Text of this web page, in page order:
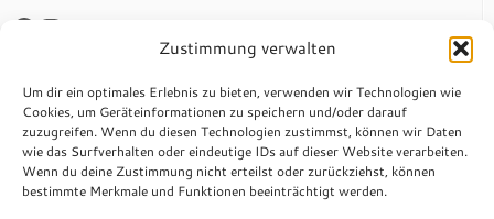
Zustimmung verwalten
Um dir ein optimales Erlebnis zu bieten, verwenden wir Technologien wie
Cookies, um Geräteinformationen zu speichern und/oder darauf
zuzugreifen. Wenn du diesen Technologien zustimmst, können wir Daten
wie das Surfverhalten oder eindeutige IDs auf dieser Website verarbeiten.
Wenn du deine Zustimmung nicht erteilst oder zurückziehst, können
bestimmte Merkmale und Funktionen beeinträchtigt werden.
Facebook
Instagram
Impressum
Datenschutzerklärung